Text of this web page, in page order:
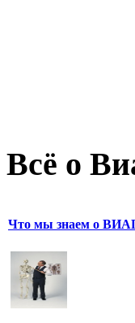
Всё о
Что мы знаем о